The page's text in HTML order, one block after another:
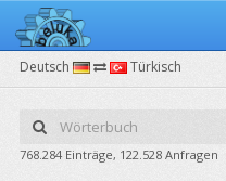
Deutsch Türkisch
768.284 Einträge, 122.528 Anfragen